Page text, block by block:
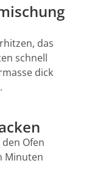
das
schnell
dick
Ofen
Minuten